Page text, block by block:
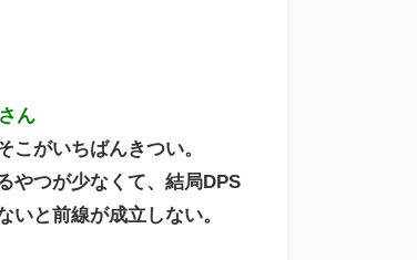
ん
こがいちばんきつい。
やつが少なくて、結局DPS
いと前線が成立しない。